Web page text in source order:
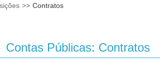
>> Contratos
Contas Públicas: Contratos